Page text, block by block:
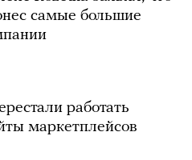
самые большие
работать
маркетплейсов